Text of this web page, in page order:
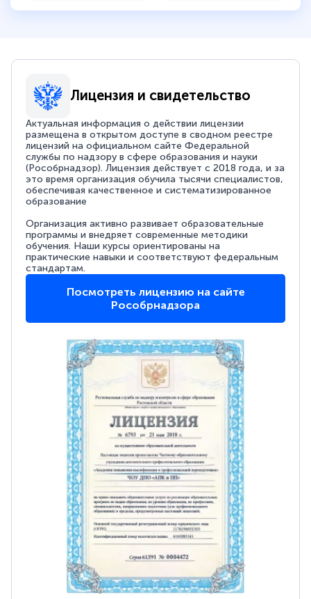
Лицензия и свидетельство
Актуальная информация о действии лицензии
размещена в открытом доступе в сводном реестре
лицензий на официальном сайте Федеральной
службы по надзору в сфере образования и науки
(Рособрнадзор). Лицензия действует с 2018 года, и за
это время организация обучила тысячи специалистов,
обеспечивая качественное и систематизированное
образование
Организация активно развивает образовательные
программы и внедряет современные методики
обучения. Наши курсы ориентированы на
практические навыки и соответствуют федеральным
стандартам.
Посмотреть лицензию на сайте
Рособрнадзора